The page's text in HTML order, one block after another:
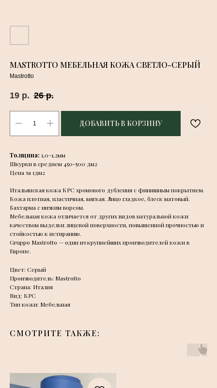
MASTROTTO МЕБЕЛЬНАЯ КОЖА СВЕТЛО-СЕРЫЙ
Mastrotto
19 р. 26 р.
ДОБАВИТЬ В КОРЗИНУ
Толщина: 1,0-1,2мм
Шкурки в среднем 450-500 дм2
Цена за 1дм2
Итальянская кожа КРС хромового дубления с финишным покрытием.
Кожа плотная, пластичная, мягкая. Лицо гладкое, блеск матовый.
Бахтарма с низким ворсом.
Мебельная кожа отличается от других видов натуральной кожи
качеством выделки лицевой поверхности, повышенной прочностью и
стойкостью к истиранию.
Gruppo Mastrotto — один из крупнейших производителей кожи в
Европе.
Цвет: Серый
Производитель: Mastrotto
Страна: Италия
Вид: КРС
Тип кожи: Мебельная
СМОТРИТЕ ТАКЖЕ: